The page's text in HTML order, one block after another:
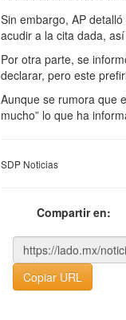
Sin embargo, AP
acudir a la cita dada,
Por otra parte, se
declarar, pero este
Aunque se rumora que
mucho” lo que ha
SDP Noticias
Compartir en:
Copiar URL